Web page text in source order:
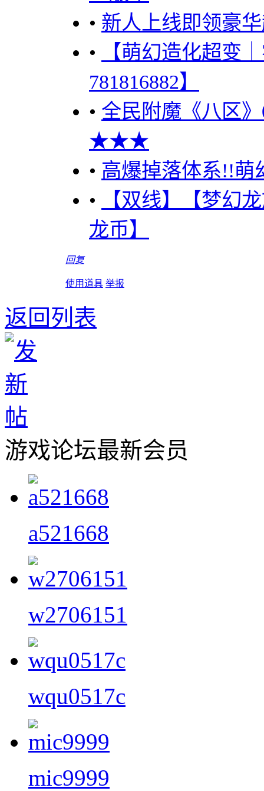
• 新人上线即领豪
•
【萌幻造化超变
781816882】
• 全民附魔《八区
★★★
• 高爆掉落体系!!萌
•
【双线】【梦幻
龙币】
回复
使用道具 举报
返回列表
游戏论坛最新会员
a521668
w2706151
wqu0517c
mic9999